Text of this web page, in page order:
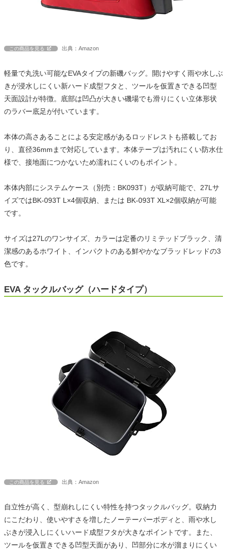
この商品を見る 出典：Amazon
軽量で丸洗い可能なEVAタイプの新磯バッグ。開けやすく雨や水しぶ
きが浸水しにくい新ハード成型フタと、ツールを仮置きできる凹型
天面設計が特徴。底部は凹凸が大きい磯場でも滑りにくい立体形状
のラバー底足が付いています。
本体の高さあることによる安定感があるロッドレストも搭載してお
り、直径36mmまで対応しています。本体テープは汚れにくい防水仕
様で、接地面につかないため濡れにくいのもポイント。
本体内部にシステムケース（別売：BK093T）が収納可能で、27Lサ
イズではBK-093T L×4個収納、または BK-093T XL×2個収納が可能
です。
サイズは27Lのワンサイズ、カラーは定番のリミテッドブラック、清
潔感のあるホワイト、インパクトのある鮮やかなブラッドレッドの3
色です。
EVA タックルバッグ（ハードタイプ）
この商品を見る 出典：Amazon
自立性が高く、型崩れしにくい特性を持つタックルバッグ。収納力
にこだわり、使いやすさを増したノーテーパーボディと、雨や水し
ぶきが浸入しにくいハード成型フタが大きなポイントです。また、
ツールを仮置きできる凹型天面があり、凹部分に水が溜まりにくい